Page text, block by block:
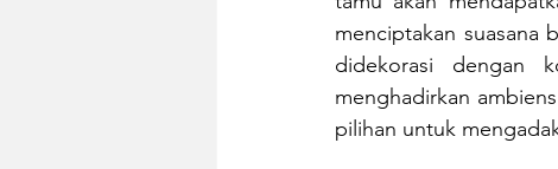
menciptakan suasana
didekorasi dengan
menghadirkan
pilihan untuk